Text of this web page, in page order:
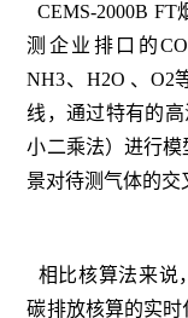
CEMS-2000B
测企业排口的
NH3、H2O 、O2
线，通过特有的
小二乘法）进行
景对待测气体的交
相比核算法来说
碳排放核算的实